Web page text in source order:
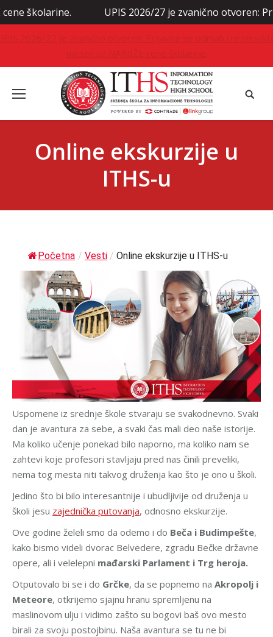
UPIS 2026/27 je zvanično otvoren: Prijavite
2026/27 je zvanično otvoren: Prijavite se odmah i
mesto uz NAJNIŽE cene školarine.
Online ekskurzije u
ITHS-u
Početna / Vesti / Online ekskurzije u ITHS-u
Uspomene iz srednje škole stvaraju se svakodnevno. Svaki
dan je avantura za sebe, a svaki čas mali deo naše istorije.
Ma koliko učenje ponekad bilo naporno, ma koliko nam se
zahtevi koje profesori stavljaju pred nas činili preveliki,
nema tog mesta niti takvog druženja kao što je ono u školi.
Jedino što bi bilo interesantnije i ubudljivije od druženja u
školi jesu zajednička putovanja, odnosno ekskurzije.
Ove godine želeli smo da odemo i do Beča i Budimpešte,
kako bismo videli dvorac Belvedere, zgradu Bečke državne
opere, ali i velelepni mađarski Parlament i Trg heroja.
Otputovalo bi se i do Grčke, da se popnemo na Akropolj i
Meteore, otkrijemo sjajnu hranu spremljenu na
maslinovom ulju i vidimo zašto su bogovi baš ovo mesto
birali za svoju postojbinu. Naša avantura se tu ne bi